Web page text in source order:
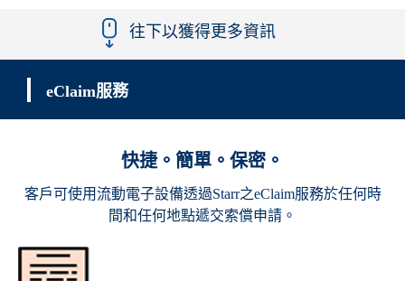
往下以獲得更多資訊
eClaim服務
快捷。簡單。保密。
客戶可使用流動電子設備透過Starr之eClaim服務於任何時
間和任何地點遞交索償申請。